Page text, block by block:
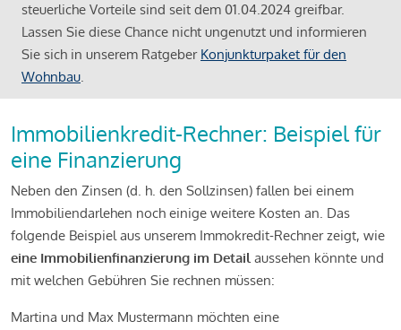
steuerliche Vorteile sind seit dem 01.04.2024 greifbar.
Lassen Sie diese Chance nicht ungenutzt und informieren
Sie sich in unserem Ratgeber Konjunkturpaket für den
Wohnbau.
Immobilienkredit-Rechner: Beispiel für
eine Finanzierung
Neben den Zinsen (d. h. den Sollzinsen) fallen bei einem
Immobiliendarlehen noch einige weitere Kosten an. Das
folgende Beispiel aus unserem Immokredit-Rechner zeigt, wie
eine Immobilienfinanzierung im Detail aussehen könnte und
mit welchen Gebühren Sie rechnen müssen:
Martina und Max Mustermann möchten eine